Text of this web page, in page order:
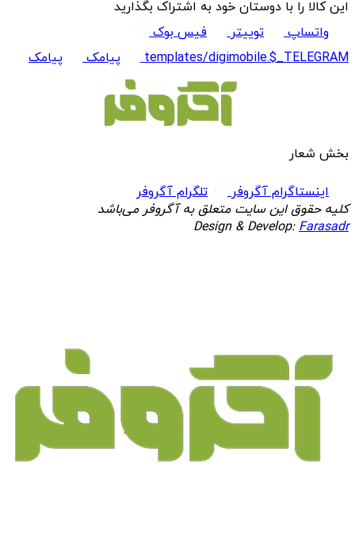
این کالا را با دوستان خود به اشتراک بگذارید
واتساپ
توییتر
فیس بوک
templates/digimobile.$_TELEGRAM
پیامک پیامک
بخش شعار
اینستاگرام آگروفر
تلگرام آگروفر
کلیه حقوق این سایت متعلق به آگروفر می‌باشد
Design & Develop:Farasadr